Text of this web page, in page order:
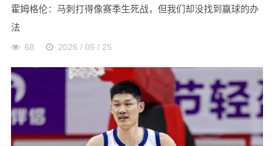
霍姆格伦：马刺打得像赛季生死战，但我们却没找到赢球的办
法
68 2026 / 05 / 25